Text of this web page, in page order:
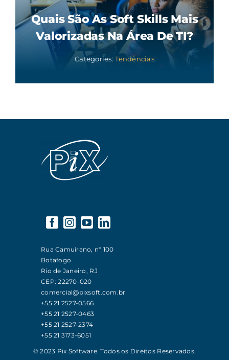
Quais São As Soft Skills Mais
Valorizadas Na Área De TI?
Categories:Tendências
Rua Camuirano, nº 100
Botafogo
Rio de Janeiro, RJ
CEP: 22270-020
comercial@pixsoft.com.br
+55 21 2527-0566
+55 21 2527-0463
+55 21 2527-2374
+55 21 3173-6051
© 2023 Pix Software. Todos os Direitos Reservados.